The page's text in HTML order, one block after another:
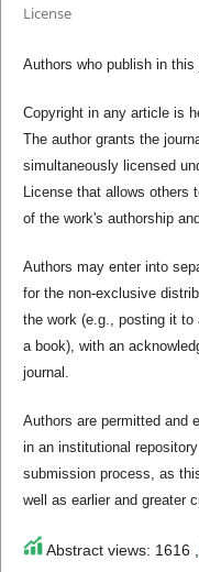
License
Authors who publish in
Copyright in any article is
The author grants the
simultaneously licensed
License that allows others
of the work's authorship
Authors may enter into
for the non-exclusive
the work (e.g., posting it
a book), with an
journal.
Authors are permitted and
in an institutional
submission process, as
well as earlier and greater
Abstract views: 1616 ,